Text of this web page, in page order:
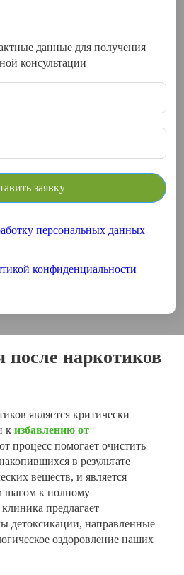
данные для получения
консультации
заявку
персональных данных
конфиденциальности
после наркотиков
является критически
кизбавлению от
процесс помогает очистить
в результате
веществ, и является
шагом к полному
предлагает
детоксикации, направленные
оздоровление наших